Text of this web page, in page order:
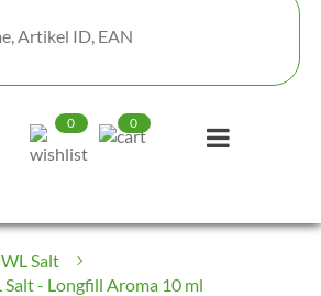
0 0
Salt
- Longfill Aroma 10 ml